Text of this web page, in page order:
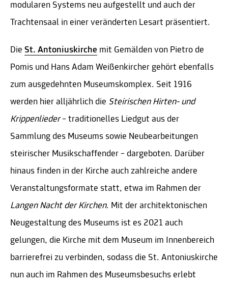
modularen Systems neu aufgestellt und auch der
Trachtensaal in einer veränderten Lesart präsentiert.
Die St. Antoniuskirche mit Gemälden von Pietro de
Pomis und Hans Adam Weißenkircher gehört ebenfalls
zum ausgedehnten Museumskomplex. Seit 1916
werden hier alljährlich die Steirischen Hirten- und
Krippenlieder– traditionelles Liedgut aus der
Sammlung des Museums sowie Neubearbeitungen
steirischer Musikschaffender – dargeboten. Darüber
hinaus finden in der Kirche auch zahlreiche andere
Veranstaltungsformate statt, etwa im Rahmen der
Langen Nacht der Kirchen. Mit der architektonischen
Neugestaltung des Museums ist es 2021 auch
gelungen, die Kirche mit dem Museum im Innenbereich
barrierefrei zu verbinden, sodass die St. Antoniuskirche
nun auch im Rahmen des Museumsbesuchs erlebt